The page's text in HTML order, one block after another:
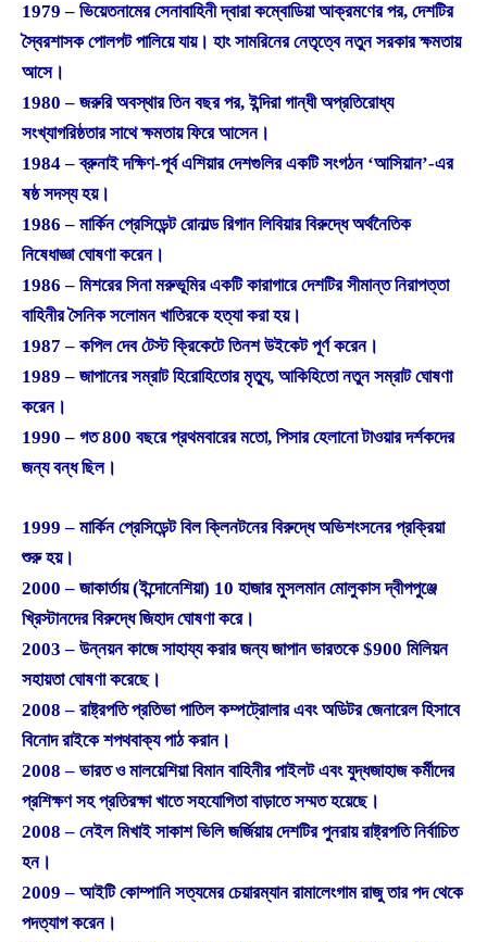
1979 – ভিয়েতনামের সেনাবাহিনী দ্বারা কম্বোডিয়া আক্রমণের পর, দেশটির
স্বৈরশাসক পোলপট পালিয়ে যায়। হাং সামরিনের নেতৃত্বে নতুন সরকার ক্ষমতায়
আসে।
1980 – জরুরি অবস্থার তিন বছর পর, ইন্দিরা গান্ধী অপ্রতিরোধ্য
সংখ্যাগরিষ্ঠতার সাথে ক্ষমতায় ফিরে আসেন।
1984 – ব্রুনাই দক্ষিণ-পূর্ব এশিয়ার দেশগুলির একটি সংগঠন ‘আসিয়ান’-এর
ষষ্ঠ সদস্য হয়।
1986 – মার্কিন প্রেসিডেন্ট রোনাল্ড রিগান লিবিয়ার বিরুদ্ধে অর্থনৈতিক
নিষেধাজ্ঞা ঘোষণা করেন।
1986 – মিশরের সিনা মরুভূমির একটি কারাগারে দেশটির সীমান্ত নিরাপত্তা
বাহিনীর সৈনিক সলোমন খাতিরকে হত্যা করা হয়।
1987 – কপিল দেব টেস্ট ক্রিকেটে তিনশ উইকেট পূর্ণ করেন।
1989 – জাপানের সম্রাট হিরোহিতোর মৃত্যু, আকিহিতো নতুন সম্রাট ঘোষণা
করেন।
1990 – গত 800 বছরে প্রথমবারের মতো, পিসার হেলানো টাওয়ার দর্শকদের
জন্য বন্ধ ছিল।
1999 – মার্কিন প্রেসিডেন্ট বিল ক্লিনটনের বিরুদ্ধে অভিশংসনের প্রক্রিয়া
শুরু হয়।
2000 – জাকার্তায় (ইন্দোনেশিয়া) 10 হাজার মুসলমান মোলুকাস দ্বীপপুঞ্জে
খ্রিস্টানদের বিরুদ্ধে জিহাদ ঘোষণা করে।
2003 – উন্নয়ন কাজে সাহায্য করার জন্য জাপান ভারতকে $900 মিলিয়ন
সহায়তা ঘোষণা করেছে।
2008 – রাষ্ট্রপতি প্রতিভা পাতিল কম্পট্রোলার এবং অডিটর জেনারেল হিসাবে
বিনোদ রাইকে শপথবাক্য পাঠ করান।
2008 – ভারত ও মালয়েশিয়া বিমান বাহিনীর পাইলট এবং যুদ্ধজাহাজ কর্মীদের
প্রশিক্ষণ সহ প্রতিরক্ষা খাতে সহযোগিতা বাড়াতে সম্মত হয়েছে।
2008 – নেইল মিখাই সাকাশ ভিলি জর্জিয়ায় দেশটির পুনরায় রাষ্ট্রপতি নির্বাচিত
হন।
2009 – আইটি কোম্পানি সত্যমের চেয়ারম্যান রামালেংগাম রাজু তার পদ থেকে
পদত্যাগ করেন।